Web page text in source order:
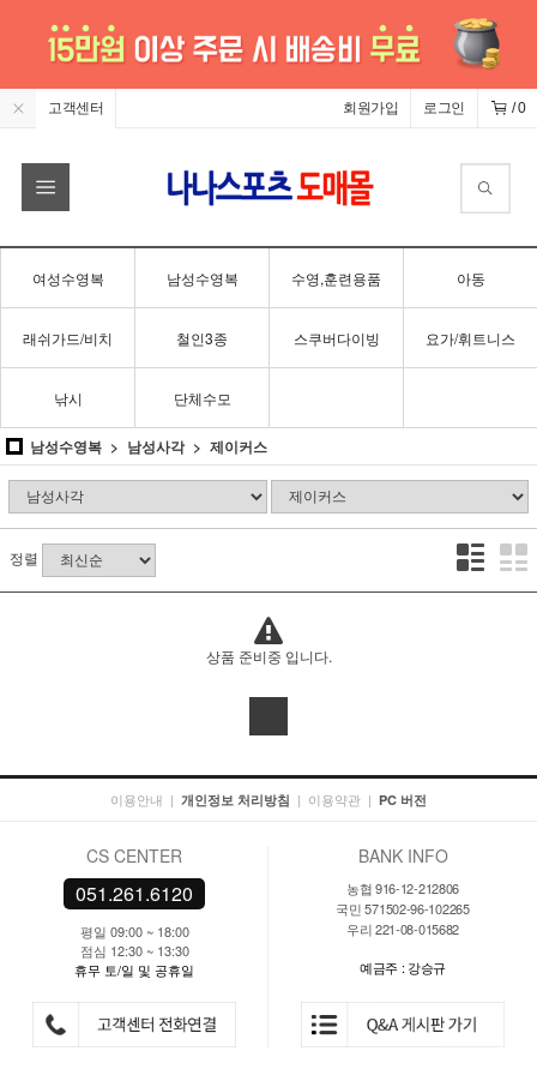
고객센터 /0
로그인
회원가입
여성수영복 남성수영복 수영,훈련용품 아동
래쉬가드/비치 철인3종 스쿠버다이빙 요가/휘트니스
낚시 단체수모
남성수영복 남성사각 제이커스
정렬
상품 준비중 입니다.
이용안내 | 개인정보 처리방침 | 이용약관 | PC 버전
CS CENTER
051.261.6120
평일 09:00 ~ 18:00
점심 12:30 ~ 13:30
휴무 토/일 및 공휴일
BANK INFO
농협 916-12-212806
국민 571502-96-102265
우리 221-08-015682
예금주 : 강승규